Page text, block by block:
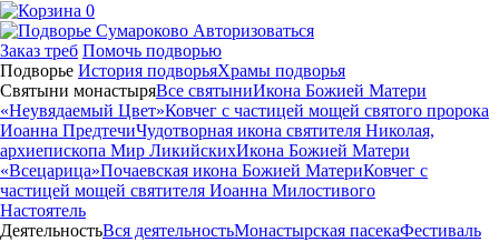
0
Авторизоваться
Заказ треб Помочь подворью
Подворье История подворьяХрамы подворья
Святыни монастыряВсе святыниИкона Божией Матери
«Неувядаемый Цвет»Ковчег с частицей мощей святого пророка
Иоанна ПредтечиЧудотворная икона святителя Николая,
архиепископа Мир ЛикийскихИкона Божией Матери
«Всецарица»Почаевская икона Божией МатериКовчег с
частицей мощей святителя Иоанна Милостивого
Настоятель
ДеятельностьВся деятельностьМонастырская пасекаФестиваль